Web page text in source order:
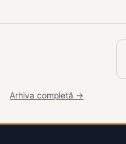
Arhiva completă →